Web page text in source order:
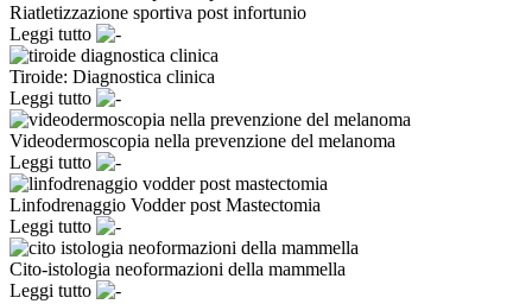
Riatletizzazione sportiva post infortunio
Leggi tutto
Tiroide: Diagnostica clinica
Leggi tutto
Videodermoscopia nella prevenzione del melanoma
Leggi tutto
Linfodrenaggio Vodder post Mastectomia
Leggi tutto
Cito-istologia neoformazioni della mammella
Leggi tutto